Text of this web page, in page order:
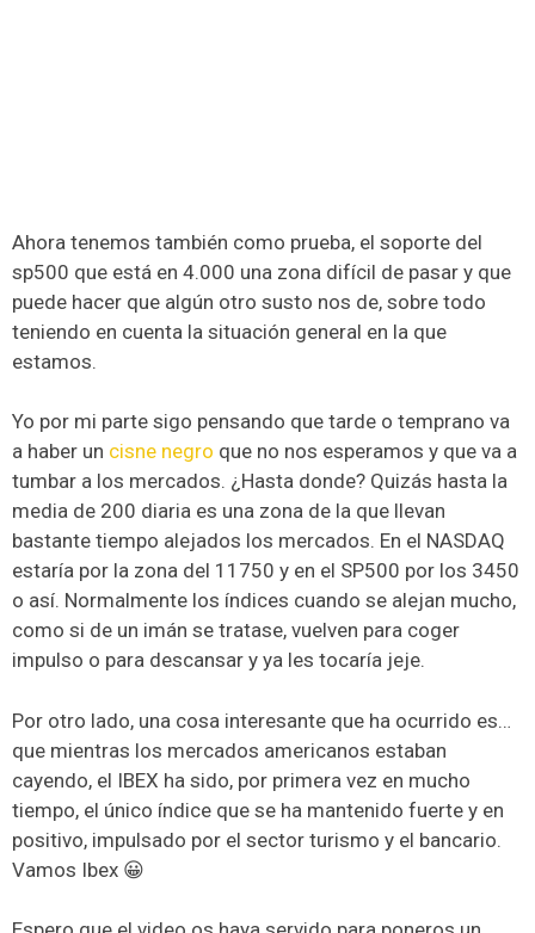
Ahora tenemos también como prueba, el soporte del
sp500 que está en 4.000 una zona difícil de pasar y que
puede hacer que algún otro susto nos de, sobre todo
teniendo en cuenta la situación general en la que
estamos.
Yo por mi parte sigo pensando que tarde o temprano va
a haber un cisne negro que no nos esperamos y que va a
tumbar a los mercados. ¿Hasta donde? Quizás hasta la
media de 200 diaria es una zona de la que llevan
bastante tiempo alejados los mercados. En el NASDAQ
estaría por la zona del 11750 y en el SP500 por los 3450
o así. Normalmente los índices cuando se alejan mucho,
como si de un imán se tratase, vuelven para coger
impulso o para descansar y ya les tocaría jeje.
Por otro lado, una cosa interesante que ha ocurrido es…
que mientras los mercados americanos estaban
cayendo, el IBEX ha sido, por primera vez en mucho
tiempo, el único índice que se ha mantenido fuerte y en
positivo, impulsado por el sector turismo y el bancario.
Vamos Ibex 😀